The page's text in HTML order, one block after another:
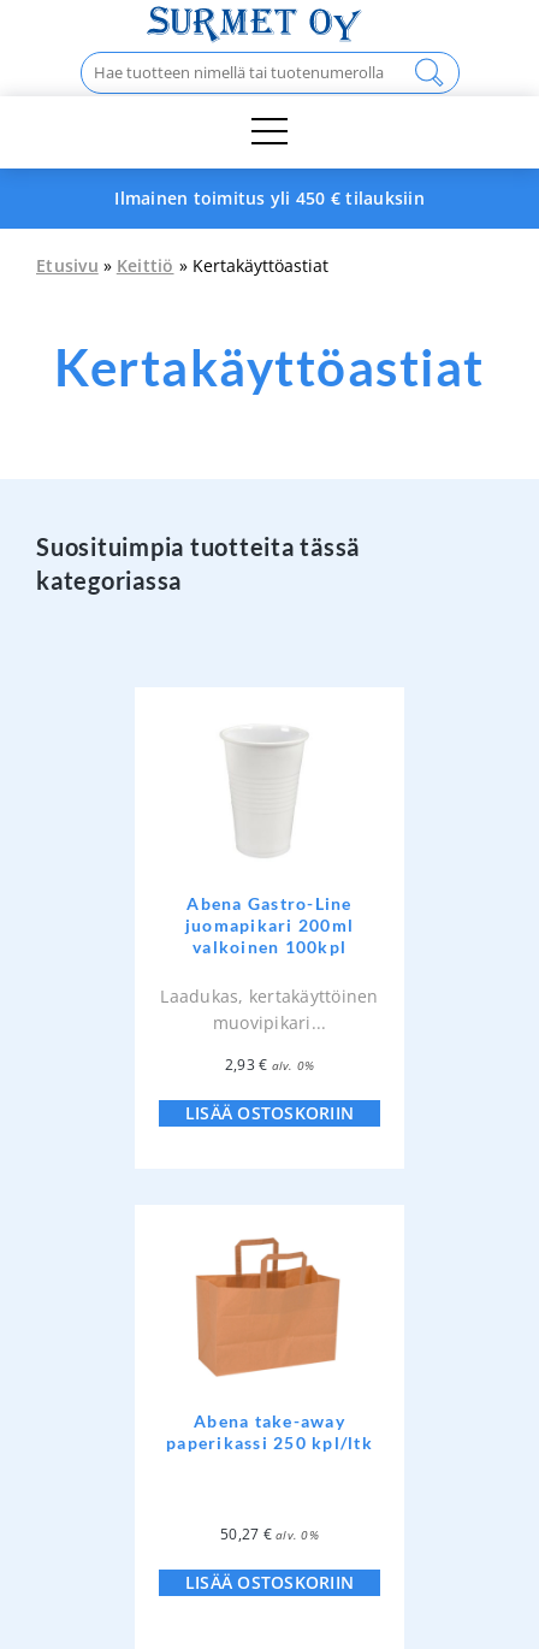
Haku:
Ilmainen toimitus yli 450 € tilauksiin
Etusivu » Keittiö » Kertakäyttöastiat
Kertakäyttöastiat
Suosituimpia tuotteita tässä
kategoriassa
Abena Gastro-Line
juomapikari 200ml
valkoinen 100kpl
Laadukas, kertakäyttöinen
muovipikari...
2,93€ alv. 0%
LISÄÄ OSTOSKORIIN
Abena take-away
paperikassi 250 kpl/ltk
50,27 € alv. 0%
LISÄÄ OSTOSKORIIN